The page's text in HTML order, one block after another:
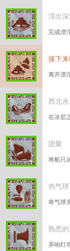
浮出
完成漂
接下来
离开漂
西北
在冰层
团聚
将船只
热气
将气球
熟悉的
弄响灯